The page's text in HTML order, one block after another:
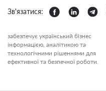
Зв'язатися:
забезпечує український бізнес
інформацією, аналітикою та
технологічними рішеннями для
ефективної та безпечної роботи.